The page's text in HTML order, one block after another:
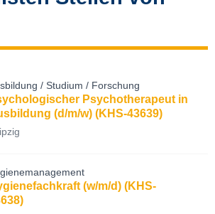
/ Studium / Forschung
Psychotherapeut in
(d/m/w) (KHS-43639)
(w/m/d) (KHS-